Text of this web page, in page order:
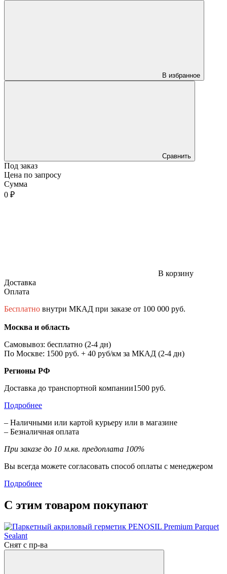
В избранное
Сравнить
Под заказ
Цена по запросу
Сумма
0 ₽
В корзину
Доставка
Оплата
Бесплатно внутри МКАД при заказе от 100 000 руб.
Москва и область
Самовывоз: бесплатно (2-4 дн)
По Москве: 1500 руб. + 40 руб/км за МКАД (2-4 дн)
Регионы РФ
Доставка до транспортной компании1500 руб.
Подробнее
– Наличными или картой курьеру или в магазине
– Безналичная оплата
При заказе до 10 м.кв. предоплата 100%
Вы всегда можете согласовать способ оплаты с менеджером
Подробнее
С этим товаром покупают
Снят с пр-ва